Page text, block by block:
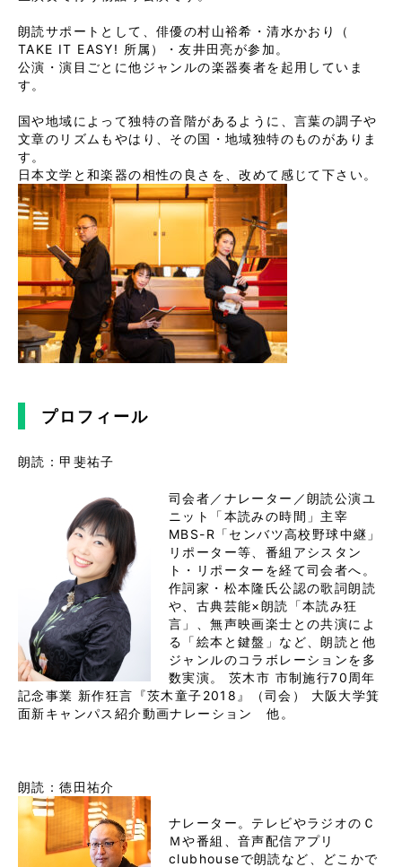
朗読サポートとして、俳優の村山裕希・清水かおり（
TAKE IT EASY! 所属）・友井田亮が参加。
公演・演目ごとに他ジャンルの楽器奏者を起用していま
す。
国や地域によって独特の音階があるように、言葉の調子や
文章のリズムもやはり、その国・地域独特のものがありま
す。
プロフィール
朗読：甲斐祐子
司会者／ナレーター／朗読公演ユ
ニット「本読みの時間」主宰
MBS-R「センバツ高校野球中継」
リポーター等、番組アシスタン
ト・リポーターを経て司会者へ。
作詞家・松本隆氏公認の歌詞朗読
や、古典芸能×朗読「本読み狂
言」、無声映画楽士との共演によ
る「絵本と鍵盤」など、朗読と他
ジャンルのコラボレーションを多
数実演。 茨木市 市制施行70周年
記念事業 新作狂言『茨木童子2018』（司会） 大阪大学箕
面新キャンパス紹介動画ナレーション 他。
ナレーター。テレビやラジオのＣ
Ｍや番組、音声配信アプリ
clubhouseで朗読など、どこかで